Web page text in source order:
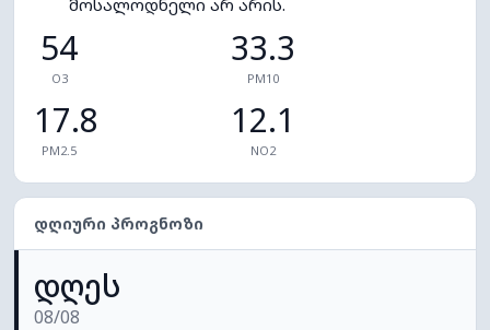
54
O3
33.3
PM10
17.8
PM2.5
12.1
NO2
ᲓᲦᲘᲣᲠᲘ ᲞᲠᲝᲒᲜᲝᲖᲘ
დღეს
08/08